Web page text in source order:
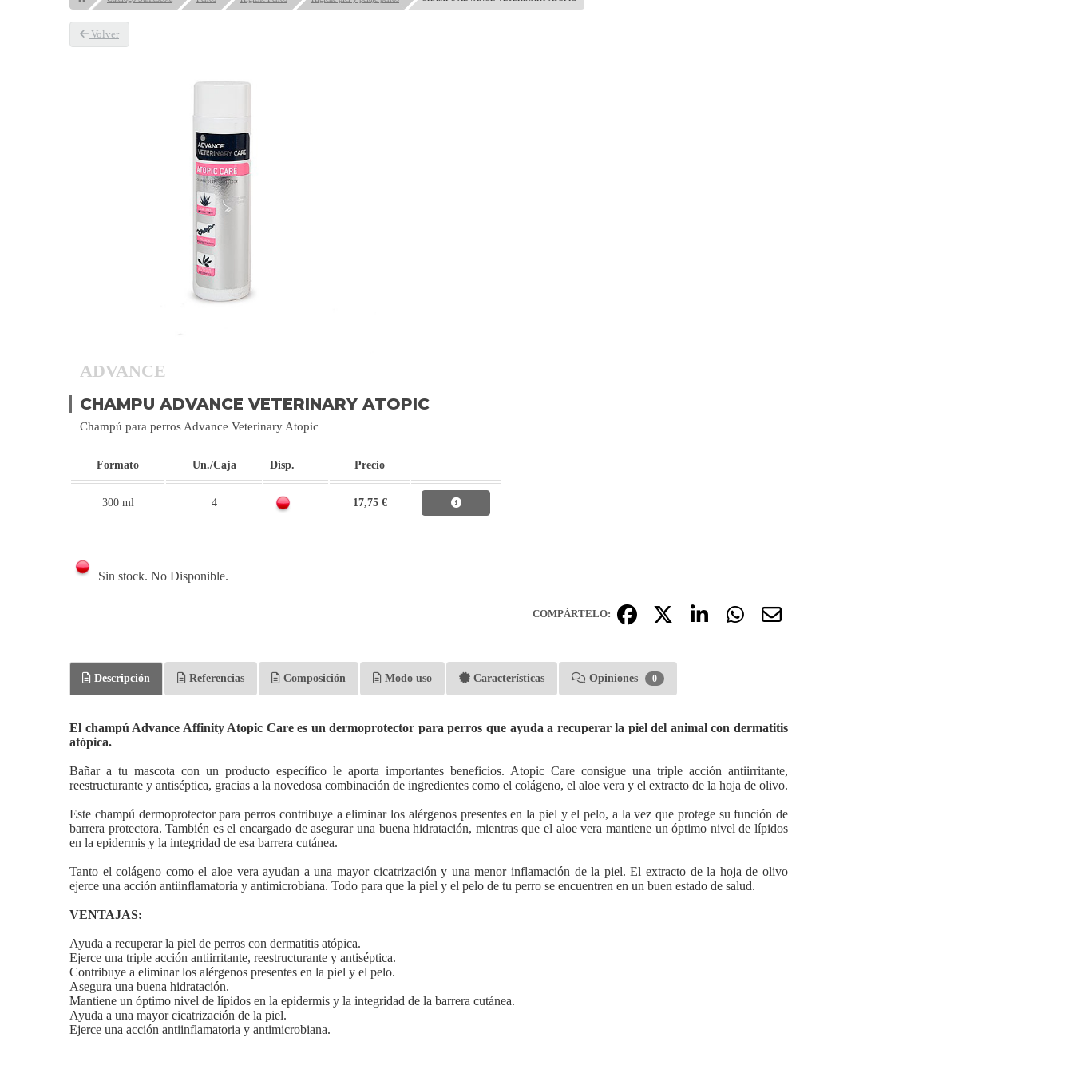
Volver
ADVANCE
CHAMPU ADVANCE VETERINARY ATOPIC
Champú para perros Advance Veterinary Atopic
Formato Un./Caja Disp. Precio
300 ml 4 17,75 €
Sin stock. No Disponible.
COMPÁRTELO:
Descripción Referencias Composición Modo uso Características Opiniones 0
El champú Advance Affinity Atopic Care es un dermoprotector para perros que ayuda a recuperar la piel del animal con dermatitis
atópica.
Bañar a tu mascota con un producto específico le aporta importantes beneficios. Atopic Care consigue una triple acción antiirritante,
reestructurante y antiséptica, gracias a la novedosa combinación de ingredientes como el colágeno, el aloe vera y el extracto de la hoja de olivo.
Este champú dermoprotector para perros contribuye a eliminar los alérgenos presentes en la piel y el pelo, a la vez que protege su función de
barrera protectora. También es el encargado de asegurar una buena hidratación, mientras que el aloe vera mantiene un óptimo nivel de lípidos
en la epidermis y la integridad de esa barrera cutánea.
Tanto el colágeno como el aloe vera ayudan a una mayor cicatrización y una menor inflamación de la piel. El extracto de la hoja de olivo
ejerce una acción antiinflamatoria y antimicrobiana. Todo para que la piel y el pelo de tu perro se encuentren en un buen estado de salud.
VENTAJAS:
Ayuda a recuperar la piel de perros con dermatitis atópica.
Ejerce una triple acción antiirritante, reestructurante y antiséptica.
Contribuye a eliminar los alérgenos presentes en la piel y el pelo.
Asegura una buena hidratación.
Mantiene un óptimo nivel de lípidos en la epidermis y la integridad de la barrera cutánea.
Ayuda a una mayor cicatrización de la piel.
Ejerce una acción antiinflamatoria y antimicrobiana.